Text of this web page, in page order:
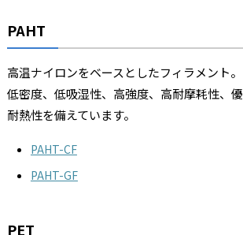
PAHT
高温ナイロンをベースとしたフィラメント。
低密度、低吸湿性、高強度、高耐摩耗性、
耐熱性を備えています。
PAHT-CF
PAHT-GF
PET